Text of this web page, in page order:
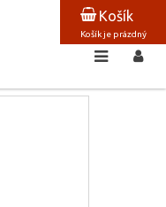
Košík
Košík je prázdný